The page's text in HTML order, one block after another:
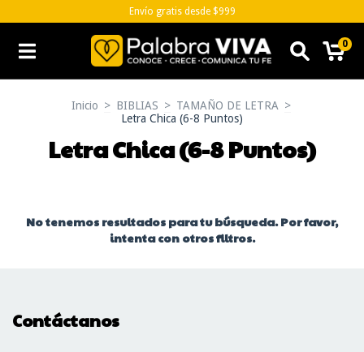
Envío gratis desde $999
0
Inicio > BIBLIAS > TAMAÑO DE LETRA >
Letra Chica (6-8 Puntos)
Letra Chica (6-8 Puntos)
No tenemos resultados para tu búsqueda. Por favor,
intenta con otros filtros.
Contáctanos